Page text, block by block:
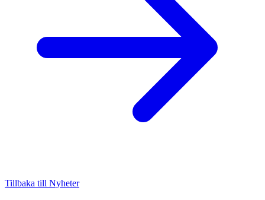
Tillbaka till Nyheter